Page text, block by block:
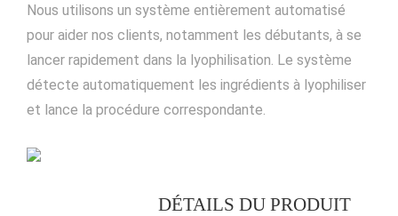
Nous utilisons un système entièrement automatisé
pour aider nos clients, notamment les débutants, à se
lancer rapidement dans la lyophilisation. Le système
détecte automatiquement les ingrédients à lyophiliser
et lance la procédure correspondante.
DÉTAILS DU PRODUIT